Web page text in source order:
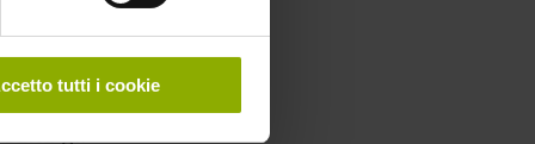
tutti i cookie
leggendario